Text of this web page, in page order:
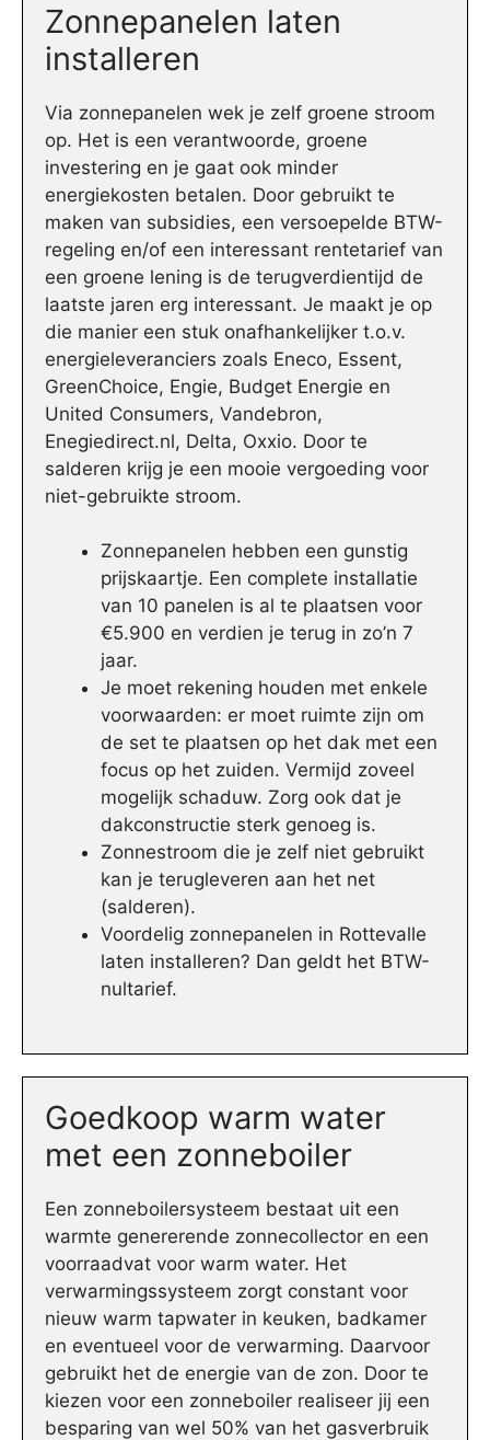
Zonnepanelen laten
installeren
Via zonnepanelen wek je zelf groene stroom
op. Het is een verantwoorde, groene
investering en je gaat ook minder
energiekosten betalen. Door gebruikt te
maken van subsidies, een versoepelde BTW-
regeling en/of een interessant rentetarief van
een groene lening is de terugverdientijd de
laatste jaren erg interessant. Je maakt je op
die manier een stuk onafhankelijker t.o.v.
energieleveranciers zoals Eneco, Essent,
GreenChoice, Engie, Budget Energie en
United Consumers, Vandebron,
Enegiedirect.nl, Delta, Oxxio. Door te
salderen krijg je een mooie vergoeding voor
niet-gebruikte stroom.
Zonnepanelen hebben een gunstig
prijskaartje. Een complete installatie
van 10 panelen is al te plaatsen voor
€5.900 en verdien je terug in zo’n 7
jaar.
Je moet rekening houden met enkele
voorwaarden: er moet ruimte zijn om
de set te plaatsen op het dak met een
focus op het zuiden. Vermijd zoveel
mogelijk schaduw. Zorg ook dat je
dakconstructie sterk genoeg is.
Zonnestroom die je zelf niet gebruikt
kan je terugleveren aan het net
(salderen).
Voordelig zonnepanelen in Rottevalle
laten installeren? Dan geldt het BTW-
nultarief.
Goedkoop warm water
met een zonneboiler
Een zonneboilersysteem bestaat uit een
warmte genererende zonnecollector en een
voorraadvat voor warm water. Het
verwarmingssysteem zorgt constant voor
nieuw warm tapwater in keuken, badkamer
en eventueel voor de verwarming. Daarvoor
gebruikt het de energie van de zon. Door te
kiezen voor een zonneboiler realiseer jij een
besparing van wel 50% van het gasverbruik